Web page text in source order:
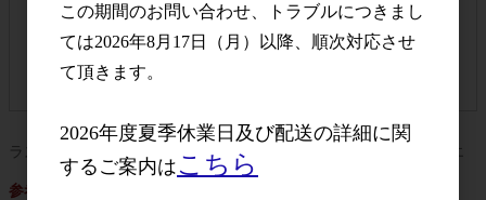
ラス・トレス
参考上代
ブルドン・ジン・イエルバブエ
ナ
この期間のお問い合わせ、トラブルにつきまし
ては2026年8月17日（月）以降、順次対応させ
て頂きます。
2026年度夏季休業日及び配送の詳細に関
するご案内はこちら